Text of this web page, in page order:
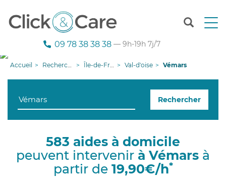
T
n
g
09 78 38 38 38 — 9h-19h 7j/7
Accueil Recherche aide à domicile Île-de-France Val-d'oise Vémars
Rechercher
583 aides à domicile
peuvent intervenir à Vémars à
partir de 19,90€/h*